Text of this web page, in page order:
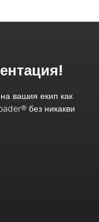
вашия екип как
без никакви